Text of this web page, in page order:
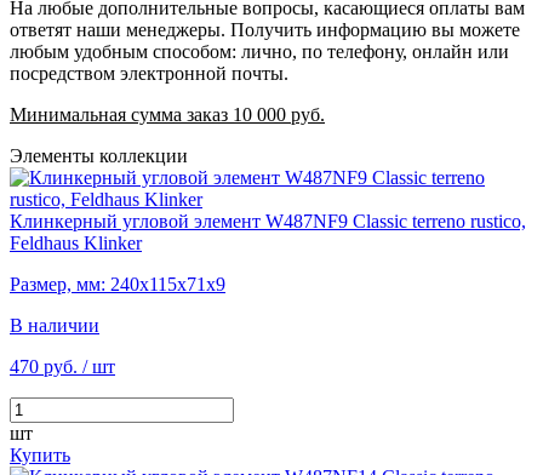
На любые дополнительные вопросы, касающиеся оплаты вам
ответят наши менеджеры. Получить информацию вы можете
любым удобным способом: лично, по телефону, онлайн или
посредством электронной почты.
Минимальная сумма заказ 10 000 руб.
Элементы коллекции
Клинкерный угловой элемент W487NF9 Classic terreno rustico,
Feldhaus Klinker
Размер, мм: 240х115х71х9
В наличии
470 руб. / шт
шт
Купить